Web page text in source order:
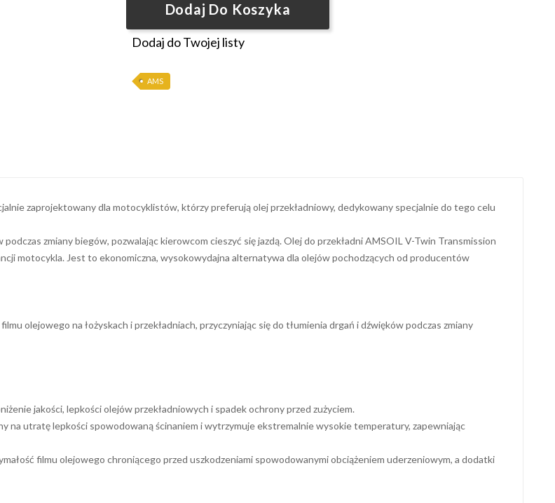
Dodaj Do Koszyka
Dodaj do Twojej listy
AMS
zaprojektowany dla motocyklistów, którzy preferują olej przekładniowy, dedykowany specjalnie do tego celu
zmiany biegów, pozwalając kierowcom cieszyć się jazdą. Olej do przekładni AMSOIL V-Twin Transmission
motocykla. Jest to ekonomiczna, wysokowydajna alternatywa dla olejów pochodzących od producentów
olejowego na łożyskach i przekładniach, przyczyniając się do tłumienia drgań i dźwięków podczas zmiany
jakości, lepkości olejów przekładniowych i spadek ochrony przed zużyciem.
na utratę lepkości spowodowaną ścinaniem i wytrzymuje ekstremalnie wysokie temperatury, zapewniając
filmu olejowego chroniącego przed uszkodzeniami spowodowanymi obciążeniem uderzeniowym, a dodatki